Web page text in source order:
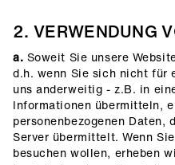
2. VERWENDUNG
a. Soweit Sie unsere
d.h. wenn Sie sich nicht für
uns anderweitig - z.B. in
Informationen übermitteln,
personenbezogenen Daten,
Server übermittelt. Wenn
besuchen wollen, erheben